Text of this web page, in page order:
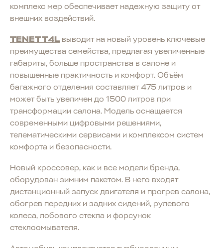
комплекс мер обеспечивает надежную защиту от
внешних воздействий.
TENET T4L выводит на новый уровень ключевые
преимущества семейства, предлагая увеличенные
габариты, больше пространства в салоне и
повышенные практичность и комфорт. Объём
багажного отделения составляет 475 литров и
может быть увеличен до 1500 литров при
трансформации салона. Модель оснащается
современными цифровыми решениями,
телематическими сервисами и комплексом систем
комфорта и безопасности.
Новый кроссовер, как и все модели бренда,
оборудован зимним пакетом. В него входят
дистанционный запуск двигателя и прогрев салона,
обогрев передних и задних сидений, рулевого
колеса, лобового стекла и форсунок
стеклоомывателя.